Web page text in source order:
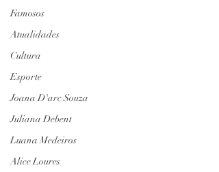
Famosos
Atualidades
Cultura
Esporte
Joana D'arc Souza
Juliana Debent
Luana Medeiros
Alice Loures